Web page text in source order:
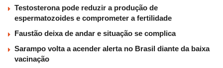
Testosterona pode reduzir a produção de
espermatozoides e comprometer a fertilidade
Faustão deixa de andar e situação se complica
Sarampo volta a acender alerta no Brasil diante da baixa
vacinação